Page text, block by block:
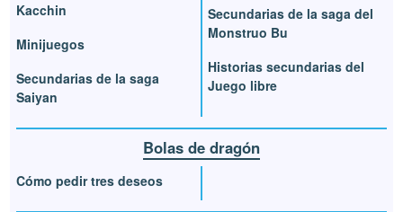
Kacchin
Minijuegos
Secundarias de la saga
Saiyan
Secundarias de la saga del
Monstruo Bu
Historias secundarias del
Juego libre
Bolas de dragón
Cómo pedir tres deseos